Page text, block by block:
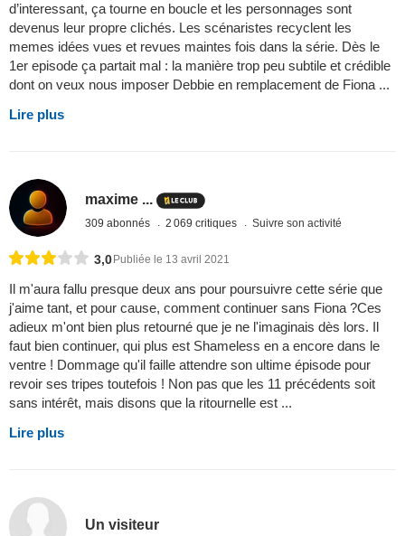
d’interessant, ça tourne en boucle et les personnages sont
devenus leur propre clichés. Les scénaristes recyclent les
memes idées vues et revues maintes fois dans la série. Dès le
1er episode ça partait mal : la manière trop peu subtile et crédible
dont on veux nous imposer Debbie en remplacement de Fiona ...
Lire plus
maxime ...
309 abonnés 2 069 critiques Suivre son activité
3,0 Publiée le 13 avril 2021
Il m'aura fallu presque deux ans pour poursuivre cette série que
j'aime tant, et pour cause, comment continuer sans Fiona ?Ces
adieux m'ont bien plus retourné que je ne l'imaginais dès lors. Il
faut bien continuer, qui plus est Shameless en a encore dans le
ventre ! Dommage qu'il faille attendre son ultime épisode pour
revoir ses tripes toutefois ! Non pas que les 11 précédents soit
sans intérêt, mais disons que la ritournelle est ...
Lire plus
Un visiteur